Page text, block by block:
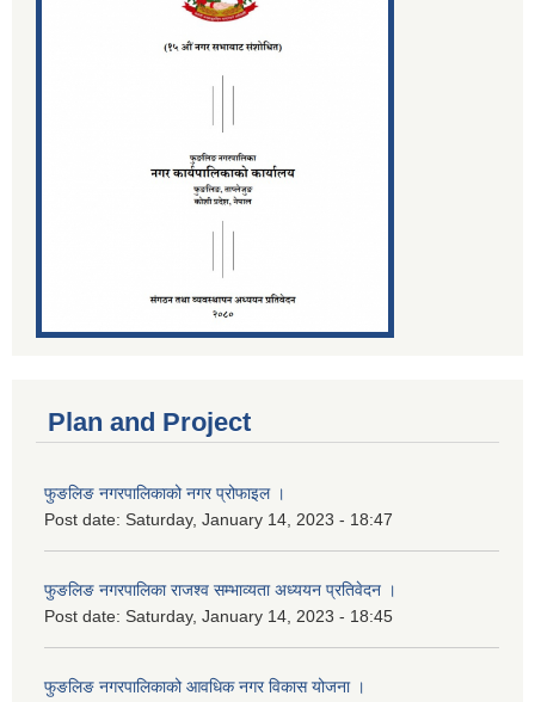
Plan and Project
फुङलिङ नगरपालिकाको नगर प्रोफाइल ।
Post date: Saturday, January 14, 2023 - 18:47
फुङलिङ नगरपालिका राजश्व सम्भाव्यता अध्ययन प्रतिवेदन ।
Post date: Saturday, January 14, 2023 - 18:45
फुङलिङ नगरपालिकाको आवधिक नगर विकास योजना ।